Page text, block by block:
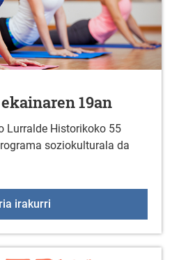
19an
Lurralde Historikoko 55
soziokulturala da
irakurri